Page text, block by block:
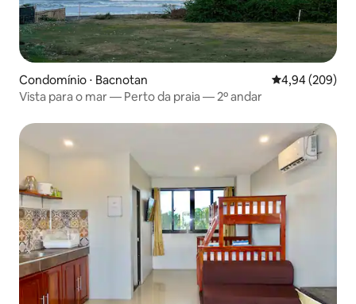
Condomínio ⋅ Bacnotan 4,94 de uma
4,94 (209)
Vista para o mar — Perto da praia — 2º andar